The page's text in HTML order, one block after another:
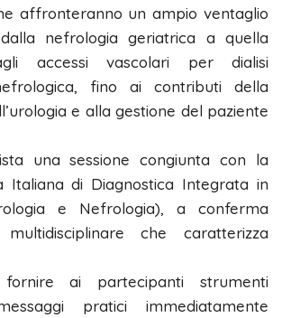
affronteranno un ampio ventaglio
nefrologia geriatrica a quella
accessi vascolari per dialisi
fino ai contributi della
e alla gestione del paziente
una sessione congiunta con la
Italiana di Diagnostica Integrata in
e Nefrologia), a conferma
multidisciplinare che caratterizza
fornire ai partecipanti strumenti
pratici immediatamente